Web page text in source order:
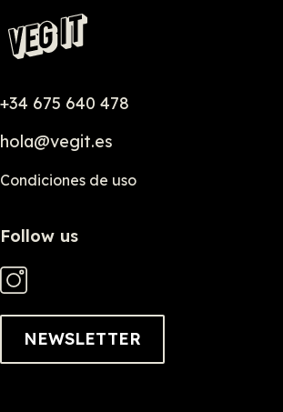
+34 675 640 478
hola@vegit.es
Condiciones de uso
Follow us
NEWSLETTER